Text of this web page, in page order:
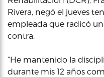
Rivera, negó el jueves
empleada que radicó
contra.
“He mantenido la
durante mis 12 años